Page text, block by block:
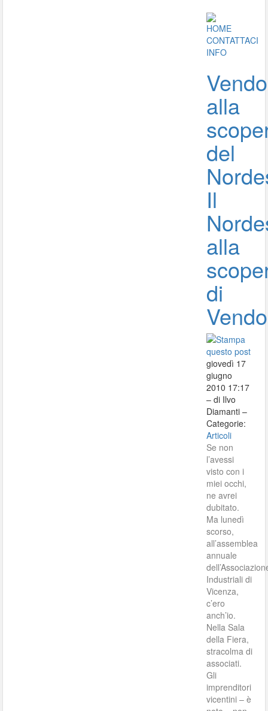
HOME
CONTATTACI
INFO
alla
del
Il
alla
di
giovedì 17
giugno
2010 17:17
– di Ilvo
Diamanti –
Categorie:
Articoli
Se non
l’avessi
visto con i
miei occhi,
ne avrei
dubitato.
Ma lunedì
scorso,
all’assemblea
annuale
Industriali di
Vicenza,
c’ero
anch’io.
Nella Sala
della Fiera,
stracolma di
associati.
Gli
imprenditori
vicentini – è